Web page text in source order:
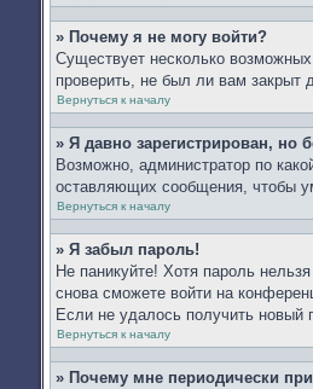
» Почему я не могу войти?
Существует несколько
проверить, не был ли вам закрыт
Вернуться к началу
» Я давно зарегистрирован, но
Возможно, администратор по
оставляющих сообщения, чтобы
Вернуться к началу
» Я забыл пароль!
Не паникуйте! Хотя пароль
снова сможете войти на
Если не удалось получить новый
Вернуться к началу
» Почему мне периодически